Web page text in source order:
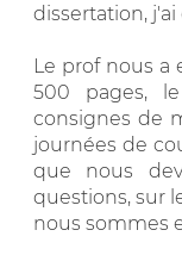
dissertation,
Le prof nous a
500 pages,
consignes de
journées de
que nous
questions, sur
nous sommes